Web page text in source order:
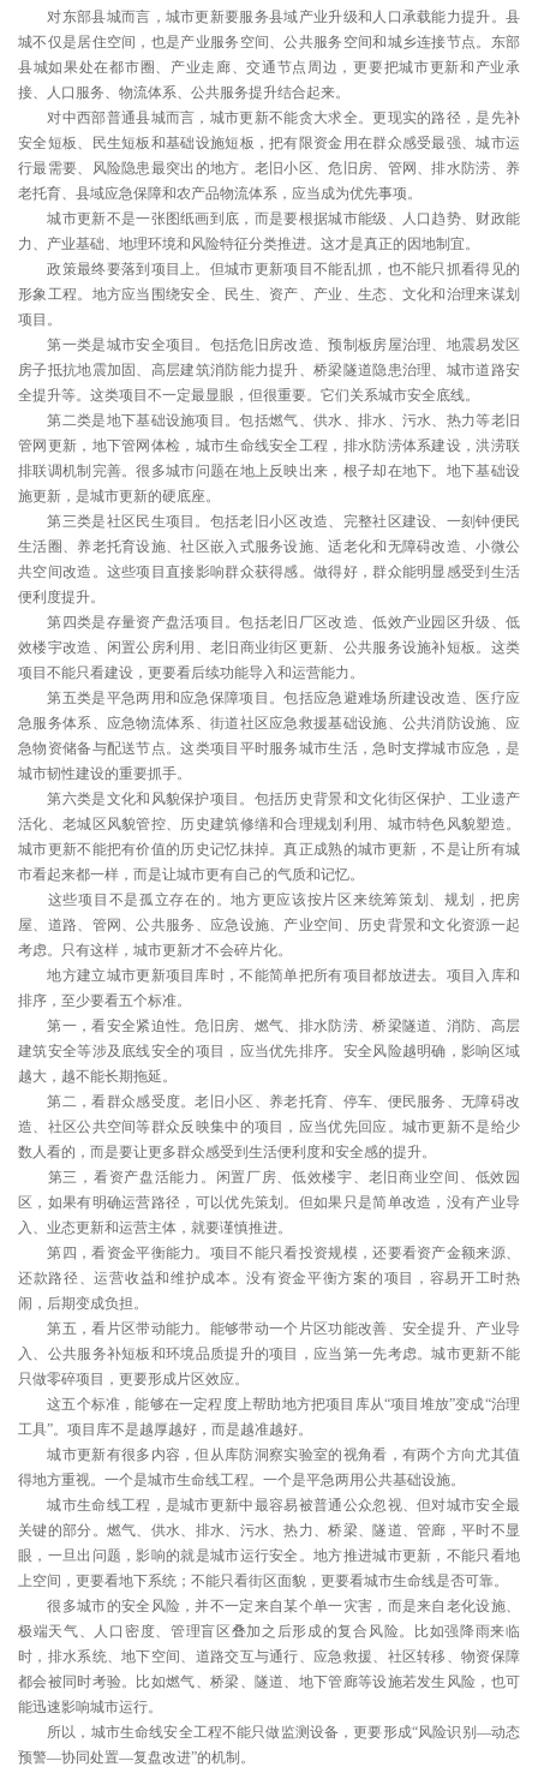
对东部县城而言，城市更新要服务县域产业升级和人口承载能力提升。县
城不仅是居住空间，也是产业服务空间、公共服务空间和城乡连接节点。东部
县城如果处在都市圈、产业走廊、交通节点周边，更要把城市更新和产业承
接、人口服务、物流体系、公共服务提升结合起来。
对中西部普通县城而言，城市更新不能贪大求全。更现实的路径，是先补
安全短板、民生短板和基础设施短板，把有限资金用在群众感受最强、城市运
行最需要、风险隐患最突出的地方。老旧小区、危旧房、管网、排水防涝、养
老托育、县域应急保障和农产品物流体系，应当成为优先事项。
城市更新不是一张图纸画到底，而是要根据城市能级、人口趋势、财政能
力、产业基础、地理环境和风险特征分类推进。这才是真正的因地制宜。
政策最终要落到项目上。但城市更新项目不能乱抓，也不能只抓看得见的
形象工程。地方应当围绕安全、民生、资产、产业、生态、文化和治理来谋划
项目。
第一类是城市安全项目。包括危旧房改造、预制板房屋治理、地震易发区
房子抵抗地震加固、高层建筑消防能力提升、桥梁隧道隐患治理、城市道路安
全提升等。这类项目不一定最显眼，但很重要。它们关系城市安全底线。
第二类是地下基础设施项目。包括燃气、供水、排水、污水、热力等老旧
管网更新，地下管网体检，城市生命线安全工程，排水防涝体系建设，洪涝联
排联调机制完善。很多城市问题在地上反映出来，根子却在地下。地下基础设
施更新，是城市更新的硬底座。
第三类是社区民生项目。包括老旧小区改造、完整社区建设、一刻钟便民
生活圈、养老托育设施、社区嵌入式服务设施、适老化和无障碍改造、小微公
共空间改造。这些项目直接影响群众获得感。做得好，群众能明显感受到生活
便利度提升。
第四类是存量资产盘活项目。包括老旧厂区改造、低效产业园区升级、低
效楼宇改造、闲置公房利用、老旧商业街区更新、公共服务设施补短板。这类
项目不能只看建设，更要看后续功能导入和运营能力。
第五类是平急两用和应急保障项目。包括应急避难场所建设改造、医疗应
急服务体系、应急物流体系、街道社区应急救援基础设施、公共消防设施、应
急物资储备与配送节点。这类项目平时服务城市生活，急时支撑城市应急，是
城市韧性建设的重要抓手。
第六类是文化和风貌保护项目。包括历史背景和文化街区保护、工业遗产
活化、老城区风貌管控、历史建筑修缮和合理规划利用、城市特色风貌塑造。
城市更新不能把有价值的历史记忆抹掉。真正成熟的城市更新，不是让所有城
市看起来都一样，而是让城市更有自己的气质和记忆。
这些项目不是孤立存在的。地方更应该按片区来统筹策划、规划，把房
屋、道路、管网、公共服务、应急设施、产业空间、历史背景和文化资源一起
考虑。只有这样，城市更新才不会碎片化。
地方建立城市更新项目库时，不能简单把所有项目都放进去。项目入库和
排序，至少要看五个标准。
第一，看安全紧迫性。危旧房、燃气、排水防涝、桥梁隧道、消防、高层
建筑安全等涉及底线安全的项目，应当优先排序。安全风险越明确，影响区域
越大，越不能长期拖延。
第二，看群众感受度。老旧小区、养老托育、停车、便民服务、无障碍改
造、社区公共空间等群众反映集中的项目，应当优先回应。城市更新不是给少
数人看的，而是要让更多群众感受到生活便利度和安全感的提升。
第三，看资产盘活能力。闲置厂房、低效楼宇、老旧商业空间、低效园
区，如果有明确运营路径，可以优先策划。但如果只是简单改造，没有产业导
入、业态更新和运营主体，就要谨慎推进。
第四，看资金平衡能力。项目不能只看投资规模，还要看资产金额来源、
还款路径、运营收益和维护成本。没有资金平衡方案的项目，容易开工时热
闹，后期变成负担。
第五，看片区带动能力。能够带动一个片区功能改善、安全提升、产业导
入、公共服务补短板和环境品质提升的项目，应当第一先考虑。城市更新不能
只做零碎项目，更要形成片区效应。
这五个标准，能够在一定程度上帮助地方把项目库从“项目堆放”变成“治理
工具”。项目库不是越厚越好，而是越准越好。
城市更新有很多内容，但从库防洞察实验室的视角看，有两个方向尤其值
得地方重视。一个是城市生命线工程。一个是平急两用公共基础设施。
城市生命线工程，是城市更新中最容易被普通公众忽视、但对城市安全最
关键的部分。燃气、供水、排水、污水、热力、桥梁、隧道、管廊，平时不显
眼，一旦出问题，影响的就是城市运行安全。地方推进城市更新，不能只看地
上空间，更要看地下系统；不能只看街区面貌，更要看城市生命线是否可靠。
很多城市的安全风险，并不一定来自某个单一灾害，而是来自老化设施、
极端天气、人口密度、管理盲区叠加之后形成的复合风险。比如强降雨来临
时，排水系统、地下空间、道路交互与通行、应急救援、社区转移、物资保障
都会被同时考验。比如燃气、桥梁、隧道、地下管廊等设施若发生风险，也可
能迅速影响城市运行。
所以，城市生命线安全工程不能只做监测设备，更要形成“风险识别—动态
预警—协同处置—复盘改进”的机制。